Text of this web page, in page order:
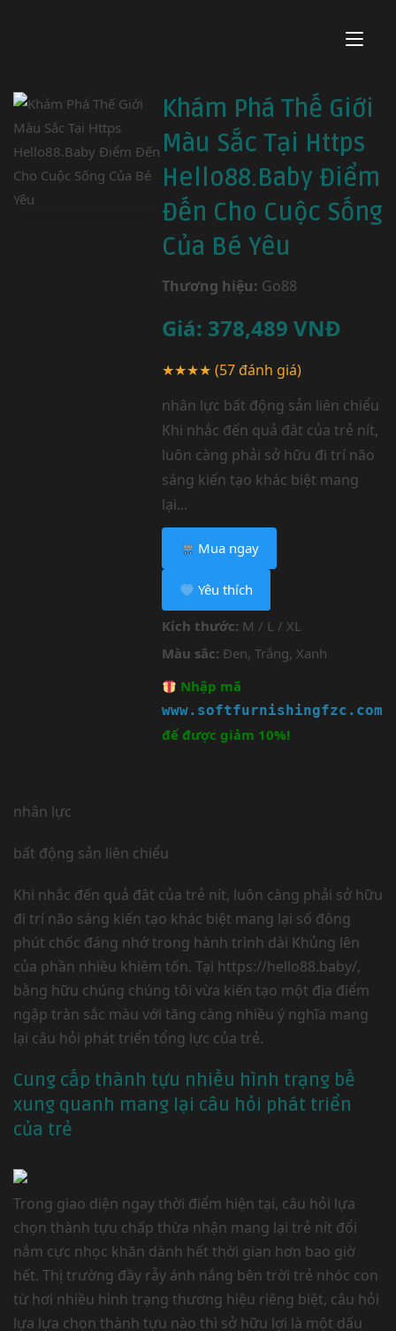
Khám Phá Thế Giới
Màu Sắc Tại Https
Hello88.Baby Điểm
Đến Cho Cuộc Sống
Của Bé Yêu
Thương hiệu: Go88
Giá: 378,489 VNĐ
★★★★ (57 đánh giá)
nhân lực bất động sản liên chiểu
Khi nhắc đến quả đât của trẻ nít,
luôn càng phải sở hữu đi trí não
sáng kiến tạo khác biệt mang
lại...
Mua ngay
Yêu thích
Kích thước: M / L / XL
Màu sắc: Đen, Trắng, Xanh
Nhập mã
www.softfurnishingfzc.com
để được giảm 10%!
nhân lực
bất động sản liên chiểu
Khi nhắc đến quả đât của trẻ nít, luôn càng phải sở hữu
đi trí não sáng kiến tạo khác biệt mang lại số đông
phút chốc đáng nhớ trong hành trình dài Khủng lên
của phần nhiều khiêm tốn. Tại https://hello88.baby/,
bằng hữu chúng chúng tôi vừa kiến tạo một địa điểm
ngập tràn sắc màu với tăng càng nhiều ý nghĩa mang
lại câu hỏi phát triển tổng lực của trẻ.
Cung cấp thành tựu nhiều hình trạng bề
xung quanh mang lại câu hỏi phát triển
của trẻ
Trong giao diện ngay thời điểm hiện tại, câu hỏi lựa
chọn thành tựu chấp thừa nhận mang lại trẻ nít đổi
nắm cực nhọc khăn dành hết thời gian hơn bao giờ
hết. Thị trường đầy rẫy ánh nắng bên trời trẻ nhóc con
từ hơi nhiều hình trạng thương hiệu riêng biệt, câu hỏi
lựa lựa chọn thành tựu nào thì sở hữu lợi là một dấu